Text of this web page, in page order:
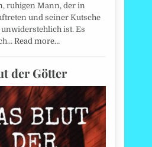
ruhigen Mann, der in
und seiner Kutsche
ist. Es
Read more…
der Götter